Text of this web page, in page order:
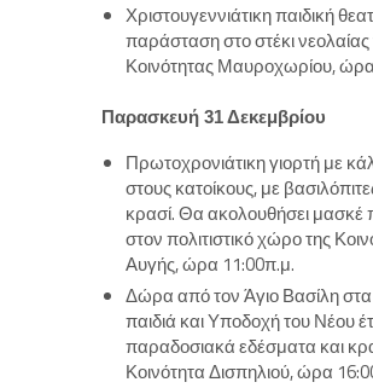
Χριστουγεννιάτικη παιδική
παράσταση στο στέκι νεολαίας
Κοινότητας Μαυροχωρίου,
Παρασκευή 31 Δεκεμβρίου
Πρωτοχρονιάτικη γιορτή με
στους κατοίκους, με
κρασί. Θα ακολουθήσει μασκέ
στον πολιτιστικό χώρο της
Αυγής, ώρα 11:00π.μ.
Δώρα από τον Άγιο Βασίλη
παιδιά και Υποδοχή του Νέου
παραδοσιακά εδέσματα και
Κοινότητα Δισπηλιού, ώρα